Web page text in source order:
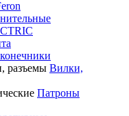
Вилки,
Патроны